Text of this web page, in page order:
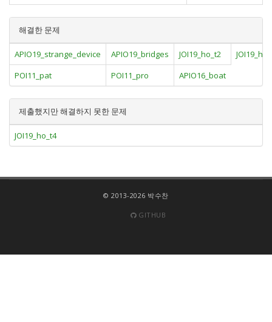
해결한 문제
APIO19_strange_device APIO19_bridges JOI19_ho_t2
POI11_pat
POI11_pro APIO16_boat
제출했지만 해결하지 못한 문제
JOI19_ho_t4
© 2013-2026 박수찬
GITHUB